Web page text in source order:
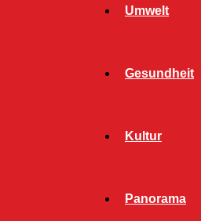
Umwelt
Gesundheit
Kultur
Panorama